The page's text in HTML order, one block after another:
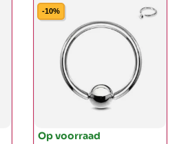
-10%
Op voorraad